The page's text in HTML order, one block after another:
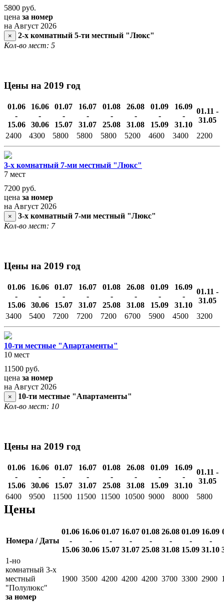
5800 руб.
цена за номер
на Август 2026
×
2-х комнатный 5-ти местный "Люкс"
Кол-во мест: 5
Цены на 2019 год
01.06
-
15.06
16.06
-
30.06
01.07
-
15.07
16.07
-
31.07
01.08
-
25.08
26.08
-
31.08
01.09
-
15.09
16.09
-
31.10
01.11 -
31.05
2400
4300 5800 5800 5800 5200 4600 3400 2200
3-х комнатный 7-ми местный "Люкс"
7 мест
7200 руб.
цена за номер
на Август 2026
×
3-х комнатный 7-ми местный "Люкс"
Кол-во мест: 7
Цены на 2019 год
01.06
-
15.06
16.06
-
30.06
01.07
-
15.07
16.07
-
31.07
01.08
-
25.08
26.08
-
31.08
01.09
-
15.09
16.09
-
31.10
01.11 -
31.05
3400
5400 7200 7200 7200 6700 5900 4500 3200
10-ти местные "Апартаменты"
10 мест
11500 руб.
цена за номер
на Август 2026
×
10-ти местные "Апартаменты"
Кол-во мест: 10
Цены на 2019 год
01.06
-
15.06
16.06
-
30.06
01.07
-
15.07
16.07
-
31.07
01.08
-
25.08
26.08
-
31.08
01.09
-
15.09
16.09
-
31.10
01.11 -
31.05
6400
9500 11500 11500 11500 10500 9000 8000 5800
Цены
Номера / Даты
01.06
-
15.06
16.06
-
30.06
01.07
-
15.07
16.07
-
31.07
01.08
-
25.08
26.08
-
31.08
01.09
-
15.09
16.09
-
31.10
1-но
комнатный 3-х
местный
"Полулюкс"
за номер
1900 3500 4200 4200 4200 3700 3300 2900